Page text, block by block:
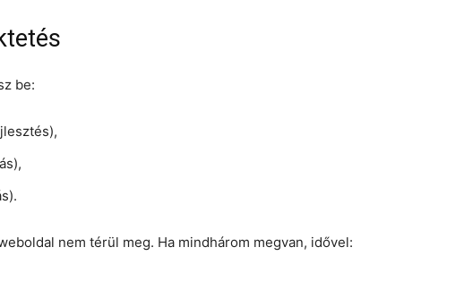
be:
nem térül meg. Ha mindhárom megvan, idővel: